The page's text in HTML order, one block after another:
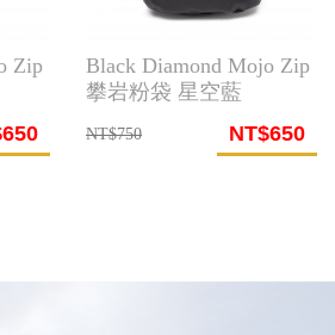
Zip
Black Diamond Mojo Zip
攀岩粉袋 星空藍
NT$750 NT$650